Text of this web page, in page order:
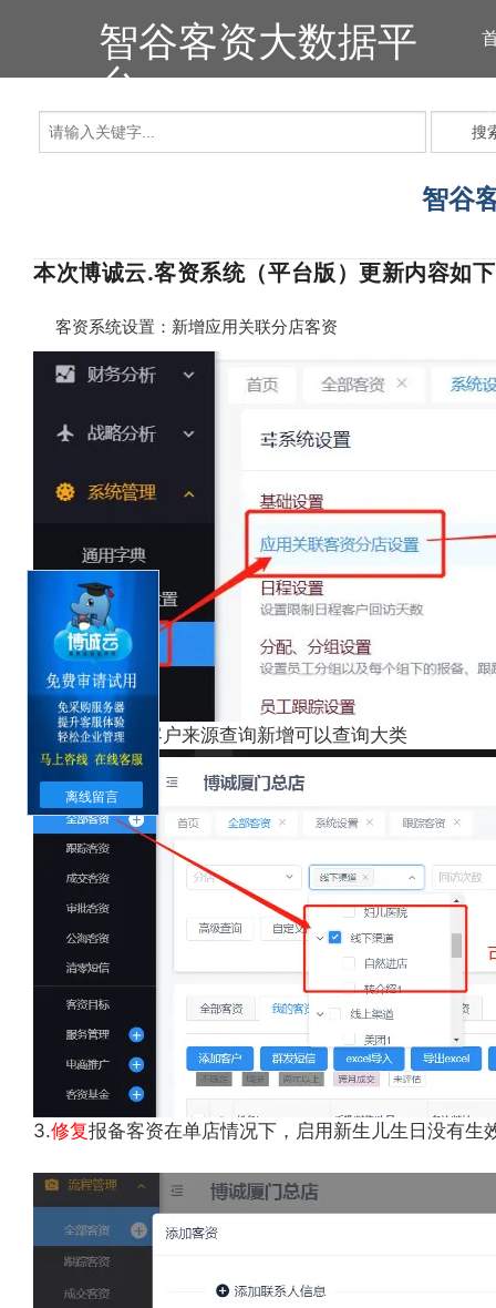
离线留言
智谷客资大数据平
台
搜
智谷
本次博诚云.客资系统（平台版）更新内容如
客资系统设置：新增应用关联分店客资
2.客资列表： 客户来源查询新增可以查询大类
3.修复报备客资在单店情况下，启用新生儿生日没有生